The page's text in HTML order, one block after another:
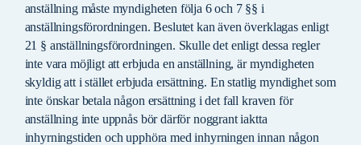
anställning måste myndigheten följa 6 och 7 §§ i
anställningsförordningen. Beslutet kan även överklagas enligt
21 § anställningsförordningen. Skulle det enligt dessa regler
inte vara möjligt att erbjuda en anställning, är myndigheten
skyldig att i stället erbjuda ersättning. En statlig myndighet som
inte önskar betala någon ersättning i det fall kraven för
anställning inte uppnås bör därför noggrant iaktta
inhyrningstiden och upphöra med inhyrningen innan någon